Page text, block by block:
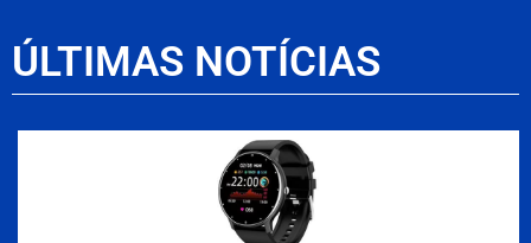
ÚLTIMAS NOTÍCIAS